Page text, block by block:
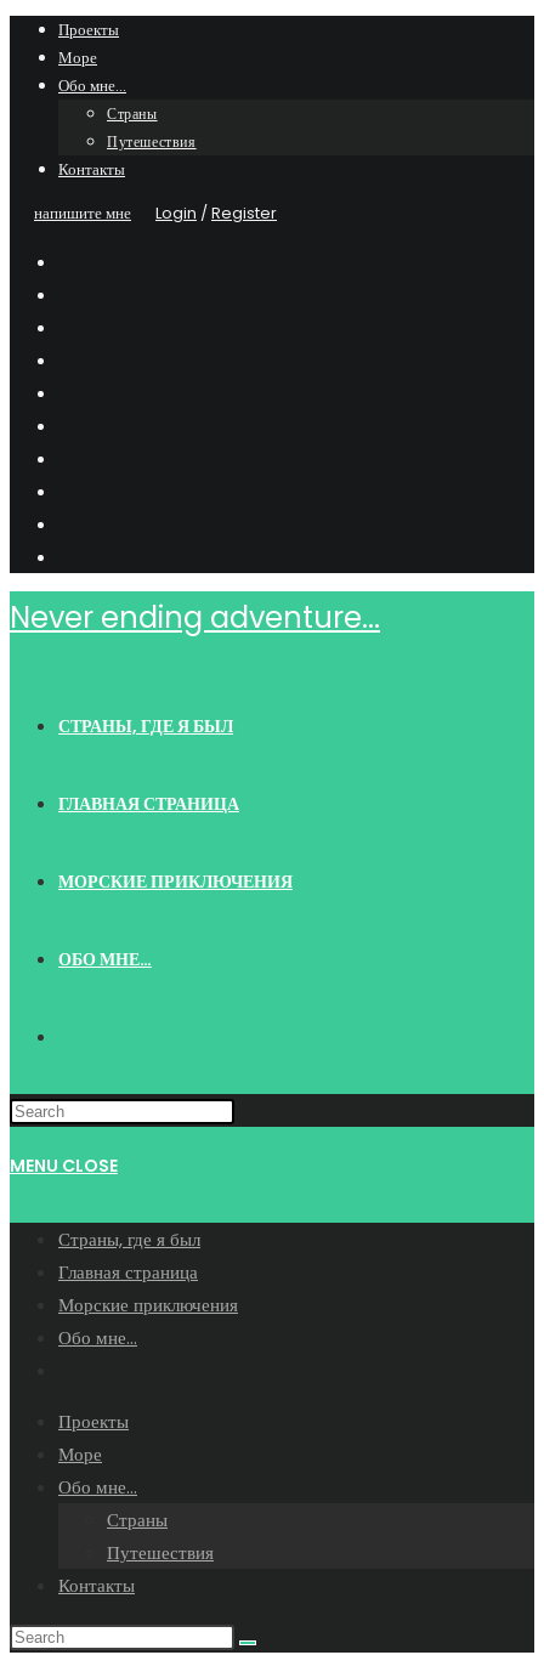
Skip
content
Проекты
Море
Обо мне…
Страны
Путешествия
Контакты
напишите мне
Login /Register
Never ending adventure...
СТРАНЫ, ГДЕ Я БЫЛ
ГЛАВНАЯ СТРАНИЦА
МОРСКИЕ ПРИКЛЮЧЕНИЯ
ОБО МНЕ…
WEBSITE
MENU CLOSE
Страны, где я был
Главная страница
Морские приключения
Обо мне…
search
Проекты
Море
Обо мне…
Страны
Путешествия
Контакты